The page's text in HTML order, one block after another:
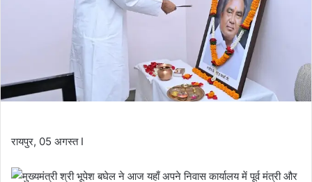
रायपुर, 05 अगस्त I